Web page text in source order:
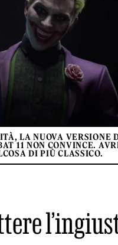
LA NUOVA VERSIONE
11 NON CONVINCE.
DI PIÙ CLASSICO.